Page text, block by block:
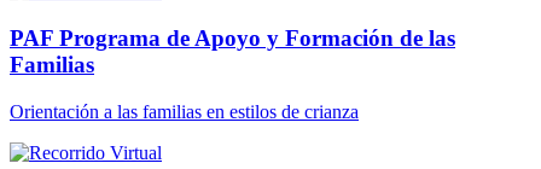
PAF Programa de Apoyo y Formación de las
Familias
Orientación a las familias en estilos de crianza